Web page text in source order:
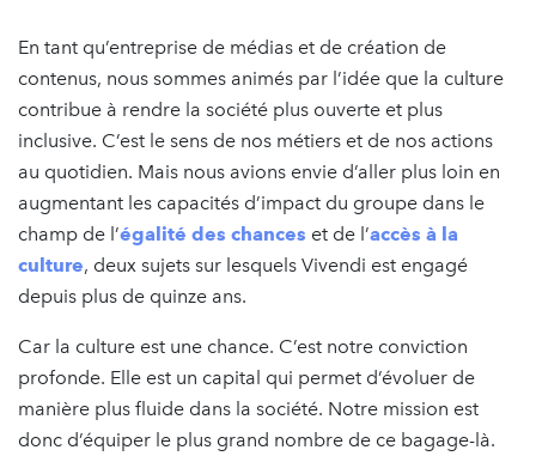
En tant qu’entreprise de médias et de création de
contenus, nous sommes animés par l’idée que la culture
contribue à rendre la société plus ouverte et plus
inclusive. C’est le sens de nos métiers et de nos actions
au quotidien. Mais nous avions envie d’aller plus loin en
augmentant les capacités d’impact du groupe dans le
champ de l’égalité des chances et de l’accès à la
culture, deux sujets sur lesquels Vivendi est engagé
depuis plus de quinze ans.
Car la culture est une chance. C’est notre conviction
profonde. Elle est un capital qui permet d’évoluer de
manière plus fluide dans la société. Notre mission est
donc d’équiper le plus grand nombre de ce bagage-là.